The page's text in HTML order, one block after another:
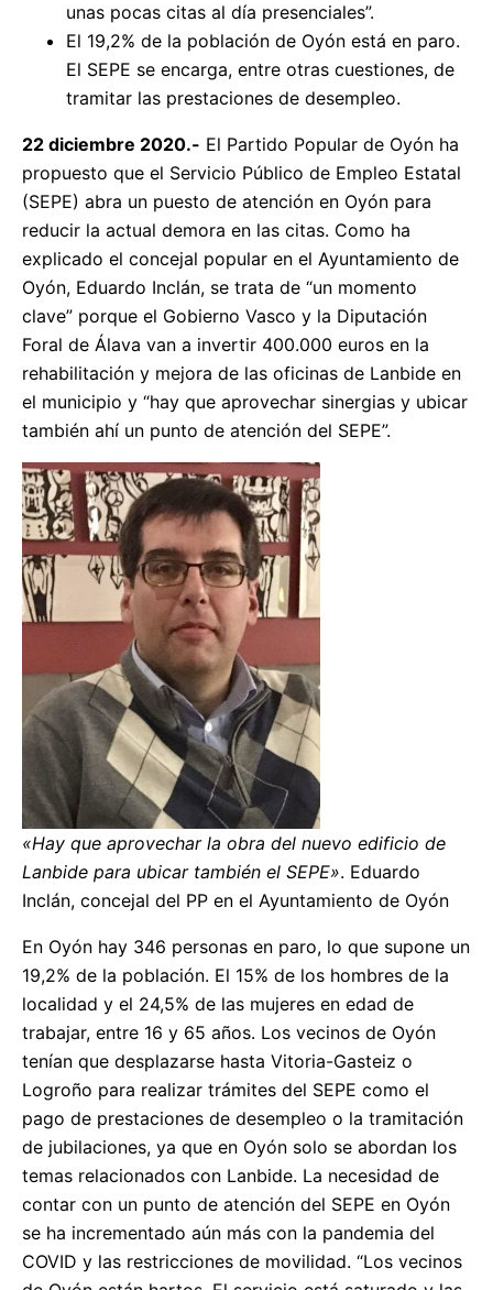
unas pocas citas al día presenciales”.
El 19,2% de la población de Oyón está en paro.
El SEPE se encarga, entre otras cuestiones, de
tramitar las prestaciones de desempleo.
22 diciembre 2020.- El Partido Popular de Oyón ha
propuesto que el Servicio Público de Empleo Estatal
(SEPE) abra un puesto de atención en Oyón para
reducir la actual demora en las citas. Como ha
explicado el concejal popular en el Ayuntamiento de
Oyón, Eduardo Inclán, se trata de “un momento
clave” porque el Gobierno Vasco y la Diputación
Foral de Álava van a invertir 400.000 euros en la
rehabilitación y mejora de las oficinas de Lanbide en
el municipio y “hay que aprovechar sinergias y ubicar
también ahí un punto de atención del SEPE”.
«Hay que aprovechar la obra del nuevo edificio de
Lanbide para ubicar también el SEPE». Eduardo
Inclán, concejal del PP en el Ayuntamiento de Oyón
En Oyón hay 346 personas en paro, lo que supone un
19,2% de la población. El 15% de los hombres de la
localidad y el 24,5% de las mujeres en edad de
trabajar, entre 16 y 65 años. Los vecinos de Oyón
tenían que desplazarse hasta Vitoria-Gasteiz o
Logroño para realizar trámites del SEPE como el
pago de prestaciones de desempleo o la tramitación
de jubilaciones, ya que en Oyón solo se abordan los
temas relacionados con Lanbide. La necesidad de
contar con un punto de atención del SEPE en Oyón
se ha incrementado aún más con la pandemia del
COVID y las restricciones de movilidad. “Los vecinos